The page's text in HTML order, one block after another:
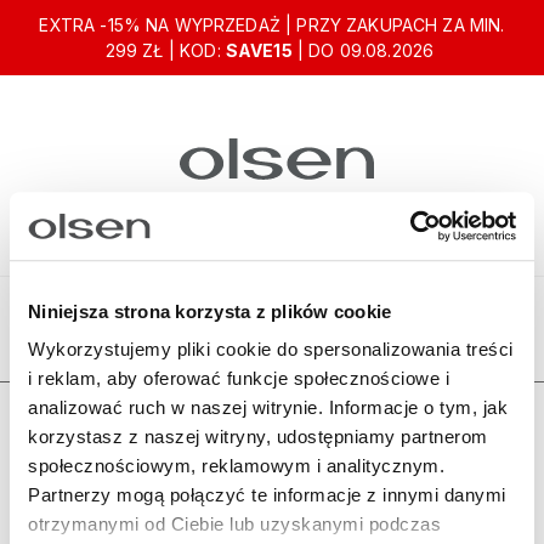
Niniejsza strona korzysta z plików cookie
Wykorzystujemy pliki cookie do spersonalizowania treści
i reklam, aby oferować funkcje społecznościowe i
analizować ruch w naszej witrynie. Informacje o tym, jak
korzystasz z naszej witryny, udostępniamy partnerom
społecznościowym, reklamowym i analitycznym.
Partnerzy mogą połączyć te informacje z innymi danymi
otrzymanymi od Ciebie lub uzyskanymi podczas
EXTRA -15% NA WYPRZEDAŻ | PRZY ZAKUPACH ZA MIN.
299 ZŁ | KOD: SAVE15 | DO 09.08.2026
Ten produkt jest niedostępny.
Zamówienia
Olsen